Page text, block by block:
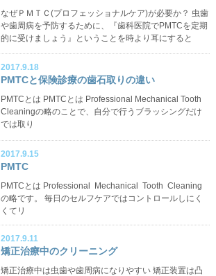
なぜＰＭＴＣ(プロフェッショナルケア)が必要か？ 虫歯
や歯周病を予防するために、『歯科医院でPMTCを定期
的に受けましょう』ということを時より耳にすると
2017.9.18
PMTCと保険診療の歯石取りの違い
PMTCとは PMTCとは Professional Mechanical Tooth
Cleaningの略のことで、自分で行うブラッシングだけ
では取り
2017.9.15
PMTC
PMTCとは Professional Mechanical Tooth Cleaning
の略です。 毎日のセルフケアではコントロールしにく
くてリ
2017.9.11
矯正治療中のクリーニング
矯正治療中は虫歯や歯周病になりやすい 矯正装置は凸